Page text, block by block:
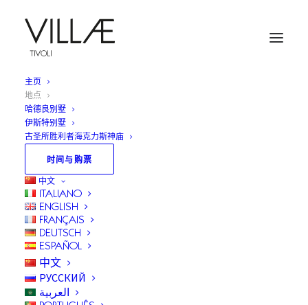
主页
地点
哈德良别墅
伊斯特别墅
古圣所胜利者海克力斯神庙
时间与购票
中文
ITALIANO
ENGLISH
FRANÇAIS
DEUTSCH
ESPAÑOL
中文
РУССКИЙ
العربية
地点
Le Villae由哈德良别墅、伊斯特别墅、古圣所胜利者
海克力斯、Ponderaria食堂和普拉特伊陵墓组成。
2016年9月1日开始的文化部改革后，位于Tivoli市的Le
Villae进行整合，由哈德良别墅和伊斯特别墅管理部进
行自主管理。